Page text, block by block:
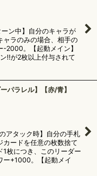
ーン中】自分のキャラが
ャラのみの場合、相手の
2000。【起動メイン】
!!が2枚以上付与されて
パラレル】【赤/青】
アタック時】自分の手札
カードを任意の枚数捨て
枚につき、このリーダー
ー+1000。【起動メイ